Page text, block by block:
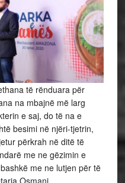
të rënduara për
na mbajnë më larg
e saj, do të na e
besimi në njëri-tjetrin,
përkrah në ditë të
me ne gëzimin e
me ne lutjen për të